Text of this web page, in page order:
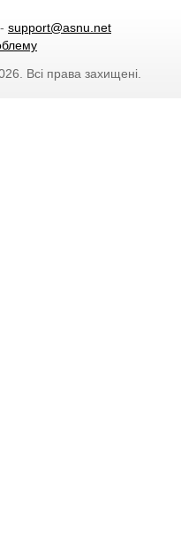
support@asnu.net
Всі права захищені.